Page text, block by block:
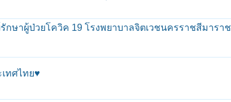
กษาผู้ป่วยโควิค 19 โรงพยาบาลจิตเวชนครราชสีมาราช
ทศไทย♥️